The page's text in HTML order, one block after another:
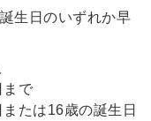
生日のいずれか早
まで
たは16歳の誕生日